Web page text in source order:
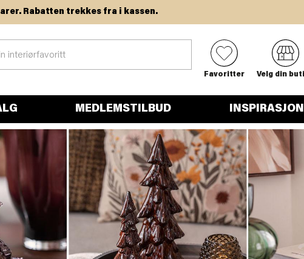
trekkes fra i kassen.
0
Favoritter
MEDLEMSTILBUD INSPIRASJON